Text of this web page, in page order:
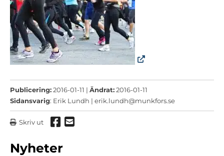
Publicering:2016-01-11 | Ändrat:2016-01-11
Sidansvarig: Erik Lundh | erik.lundh@munkfors.se
Skriv ut Dela via Facebook
Dela via mail
Nyheter